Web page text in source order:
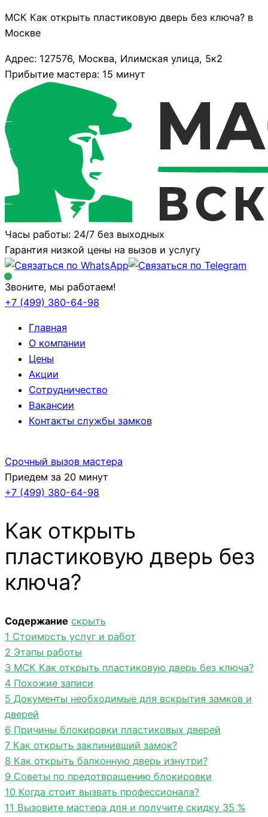
МСК Как открыть пластиковую дверь без ключа? в
Москве
Адрес: 127576, Москва, Илимская улица, 5к2
Прибытие мастера: 15 минут
Часы работы: 24/7 без выходных
Гарантия низкой цены на вызов и услугу
Звоните, мы работаем!
+7 (499) 380-64-98
Главная
О компании
Цены
Акции
Сотрудничество
Вакансии
Контакты службы замков
Срочный вызов мастера
Приедем за 20 минут
+7 (499) 380-64-98
Как открыть
пластиковую дверь без
ключа?
Содержание скрыть
1 Стоимость услуг и работ
2 Этапы работы
3 МСК Как открыть пластиковую дверь без ключа?
4 Похожие записи
5 Документы необходимые для вскрытия замков и
дверей
6 Причины блокировки пластиковых дверей
7 Как открыть заклинивший замок?
8 Как открыть балконную дверь изнутри?
9 Советы по предотвращению блокировки
10 Когда стоит вызвать профессионала?
11 Вызовите мастера для и получите скидку 35 %